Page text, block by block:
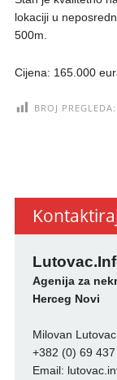
lokaciji u
500m.
Cijena: 165.000
BROJ PREGLEDA:
Agenija za
Herceg Novi
Milovan Lutovac
+382 (0) 69
Email: